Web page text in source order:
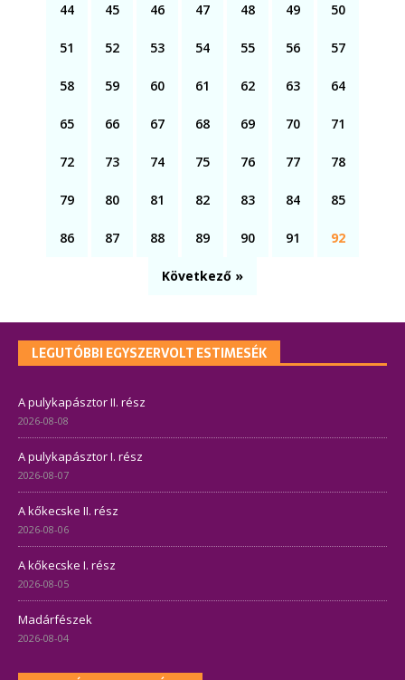
44 45 46 47 48 49 50
51 52 53 54 55 56 57
58 59 60 61 62 63 64
65 66 67 68 69 70 71
72 73 74 75 76 77 78
79 80 81 82 83 84 85
86 87 88 89 90 91 92
Következő »
LEGUTÓBBI EGYSZERVOLT ESTIMESÉK
A pulykapásztor II. rész
2026-08-08
A pulykapásztor I. rész
2026-08-07
A kőkecske II. rész
2026-08-06
A kőkecske I. rész
2026-08-05
Madárfészek
2026-08-04